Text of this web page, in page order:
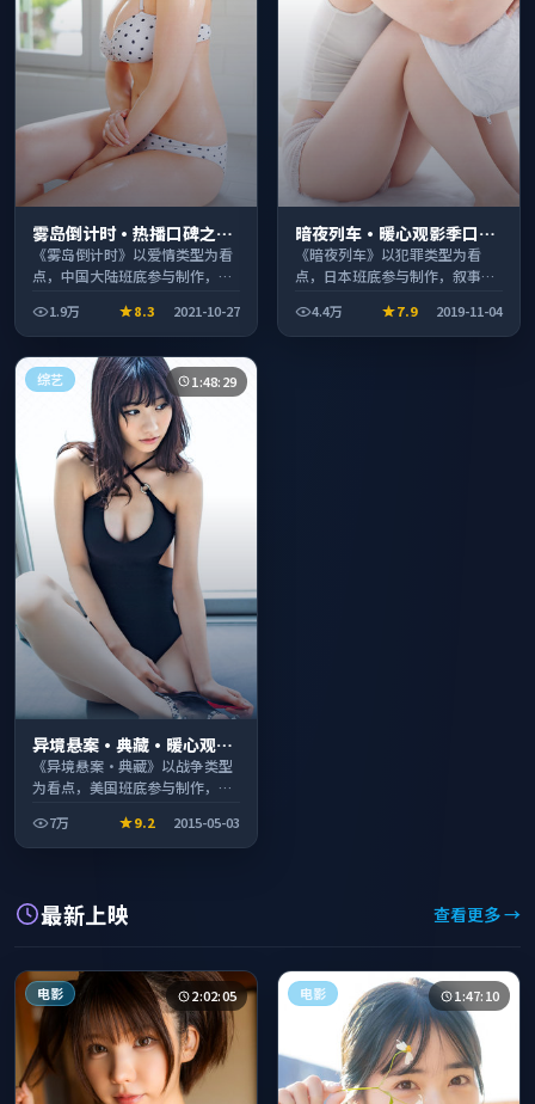
雾岛倒计时·热播口碑之作
剧情扎实演技在线
《雾岛倒计时》以爱情类型为看
点，中国大陆班底参与制作，叙
段观看。
1.9万 8.3 2021-10-27
暗夜列车·暖心观影季口碑
发酵持续升温
《暗夜列车》以犯罪类型为看
点，日本班底参与制作，叙事完
看。4.4万 7.9 2019-11-04
综艺 1:48:29
异境悬案·典藏·暖心观影
季口碑发酵持续升温
《异境悬案·典藏》以战争类型
为看点，美国班底参与制作，叙
段观看。
7万 9.2 2015-05-03
最新上映 查看更多 →
电影 2:02:05 电影 1:47:10